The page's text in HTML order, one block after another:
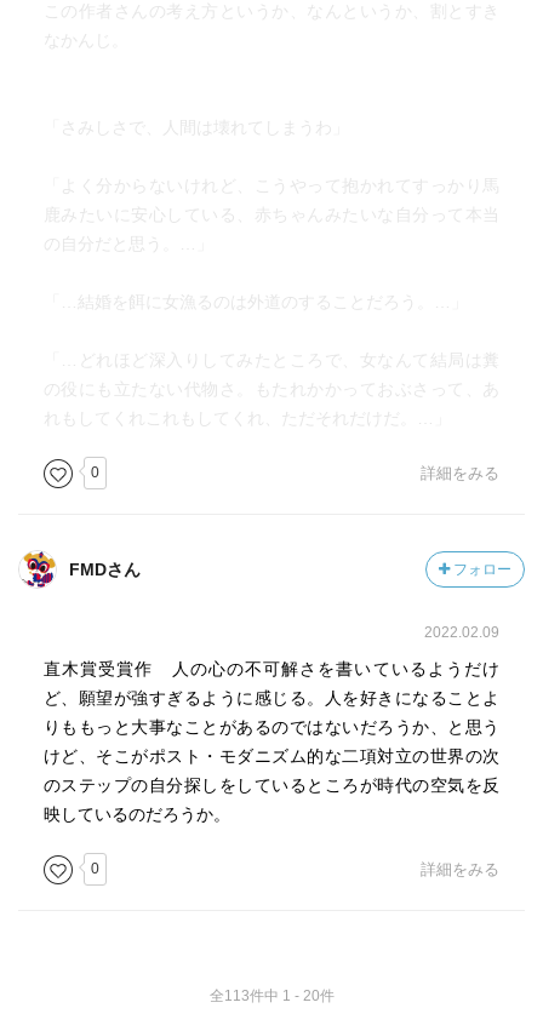
所詮、一人きり平凡に生きていくだけ。
■夢の空
墜落しそうな飛行機の中から、昔の不倫相手に電話をかけ
る話。
死の間際に云々、というのはある意味身勝手だなと思った
■水の年輪
に会いに行くお話。
自分に酔いすぎな感じもしたけれど、ラストは嫌いじゃな
い。
石一文あるある
■不自由な心
最後の娘婿、啓介を叱責するシーン痛々しかったな。
啓介は啓介ですごかったけど。
「人間はもっと自由だよ。真から惚れた人のためなら何だ
この作者さんの考え方というか、なんというか、割とすき
なかんじ。
「さみしさで、人間は壊れてしまうわ」
「よく分からないけれど、こうやって抱かれてすっかり馬
鹿みたいに安心している、赤ちゃんみたいな自分って本当
の自分だと思う。…」
「…結婚を餌に女漁るのは外道のすることだろう。…」
「…どれほど深入りしてみたところで、女なんて結局は糞
の役にも立たない代物さ。もたれかかっておぶさって、あ
れもしてくれこれもしてくれ、ただそれだけだ。…」
0 詳細をみる
FMDさん フォロー
2022.02.09
直木賞受賞作 人の心の不可解さを書いているようだけ
ど、願望が強すぎるように感じる。人を好きになることよ
りももっと大事なことがあるのではないだろうか、と思う
けど、そこがポスト・モダニズム的な二項対立の世界の次
のステップの自分探しをしているところが時代の空気を反
映しているのだろうか。
0 詳細をみる
全113件中 1 - 20件